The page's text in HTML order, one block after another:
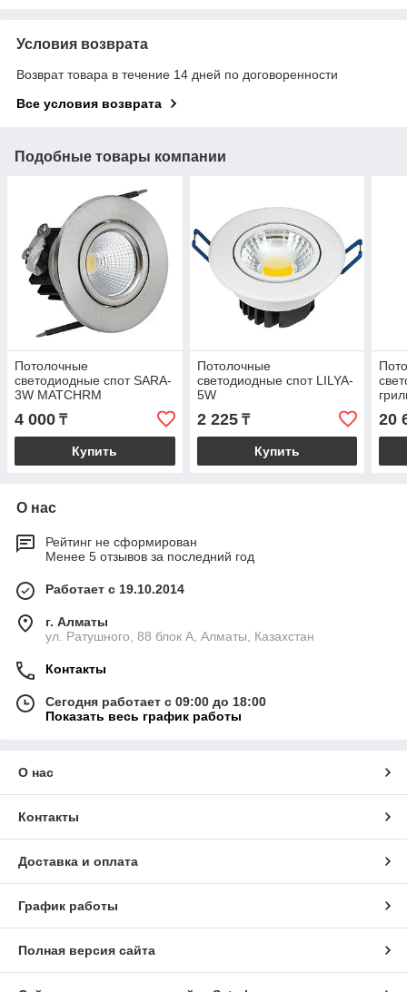
Условия возврата
Возврат товара в течение 14 дней по договоренности
Все условия возврата
Подобные товары компании
Потолочные
светодиодные спот SARA-
3W MATCHRM
4 000 ₸
Купить
Потолочные
светодиодные спот LILYA-
5W
2 225₸
Купить
20
О нас
Рейтинг не сформирован
Менее 5 отзывов за последний год
Работает с 19.10.2014
г. Алматы
ул. Ратушного, 88 блок A, Алматы, Казахстан
Контакты
Сегодня работает с 09:00 до 18:00
Показать весь график работы
О нас
Контакты
Доставка и оплата
График работы
Полная версия сайта